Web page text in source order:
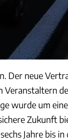
Der neue
wurde um
Zukunft
Jahre bis in